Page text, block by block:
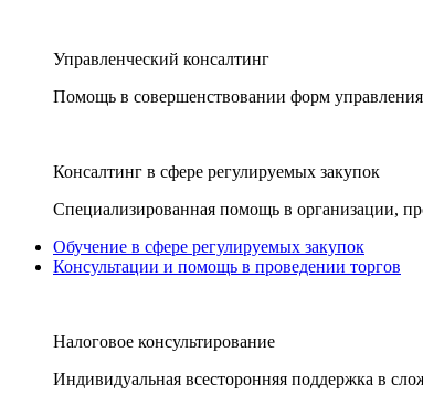
Управленческий консалтинг
Помощь в совершенствовании форм управления
Консалтинг в сфере регулируемых закупок
Специализированная помощь в организации,
Обучение в сфере регулируемых закупок
Консультации и помощь в проведении торгов
Налоговое консультирование
Индивидуальная всесторонняя поддержка в